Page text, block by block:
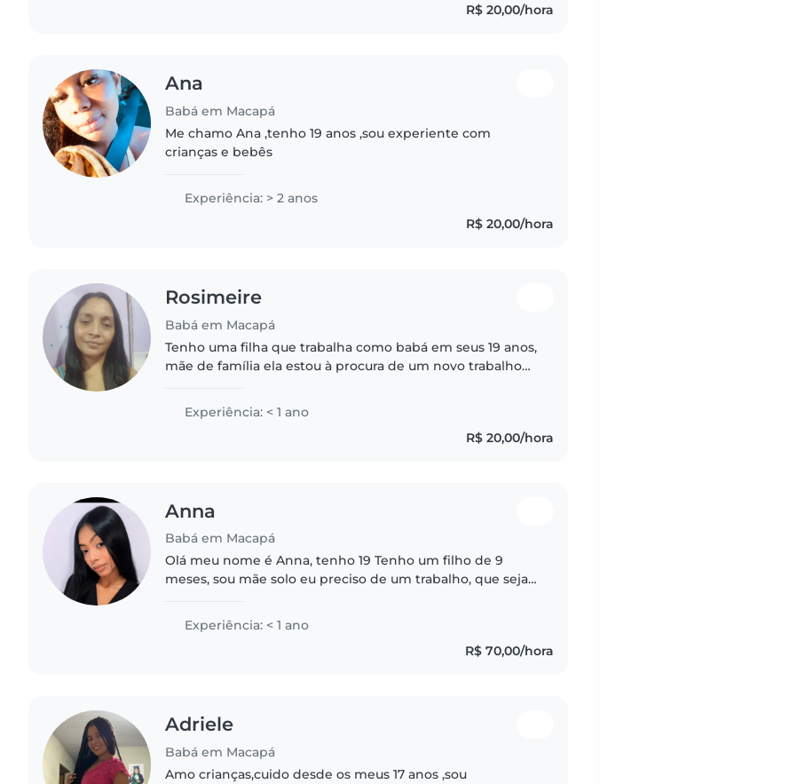
R$ 20,00/hora
Ana
Babá em Macapá
Me chamo Ana ,tenho 19 anos ,sou experiente com
crianças e bebês
Experiência: > 2 anos
R$ 20,00/hora
Rosimeire
Babá em Macapá
Tenho uma filha que trabalha como babá em seus 19 anos,
mãe de família ela estou à procura de um novo trabalho
Experiência: < 1 ano
R$ 20,00/hora
Anna
Babá em Macapá
Olá meu nome é Anna, tenho 19 Tenho um filho de 9
meses, sou mãe solo eu preciso de um trabalho, que seja
experiência, eu amo cuidar..
Experiência: < 1 ano
R$ 70,00/hora
Adriele
Babá em Macapá
Amo crianças,cuido desde os meus 17 anos ,sou